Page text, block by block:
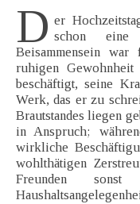
D er
schon
Beisammensein
ruhigen
beschäftigt, seine
Werk, das er zu
Brautstandes liegen
in Anspruch;
wirkliche
wohlthätigen
Freunden